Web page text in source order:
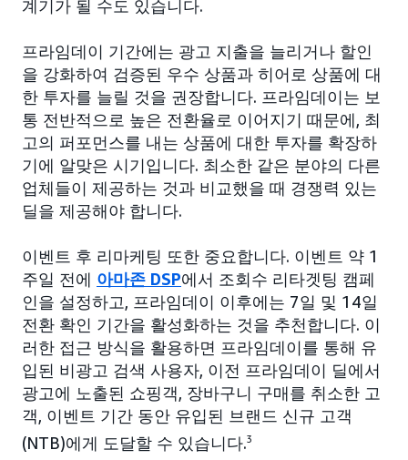
계기가 될 수도 있습니다.
프라임데이 기간에는 광고 지출을 늘리거나 할인
을 강화하여 검증된 우수 상품과 히어로 상품에 대
한 투자를 늘릴 것을 권장합니다. 프라임데이는 보
통 전반적으로 높은 전환율로 이어지기 때문에, 최
고의 퍼포먼스를 내는 상품에 대한 투자를 확장하
기에 알맞은 시기입니다. 최소한 같은 분야의 다른
업체들이 제공하는 것과 비교했을 때 경쟁력 있는
딜을 제공해야 합니다.
이벤트 후 리마케팅 또한 중요합니다. 이벤트 약 1
주일 전에 아마존 DSP에서 조회수 리타겟팅 캠페
인을 설정하고, 프라임데이 이후에는 7일 및 14일
전환 확인 기간을 활성화하는 것을 추천합니다. 이
러한 접근 방식을 활용하면 프라임데이를 통해 유
입된 비광고 검색 사용자, 이전 프라임데이 딜에서
광고에 노출된 쇼핑객, 장바구니 구매를 취소한 고
객, 이벤트 기간 동안 유입된 브랜드 신규 고객
(NTB)에게 도달할 수 있습니다.3